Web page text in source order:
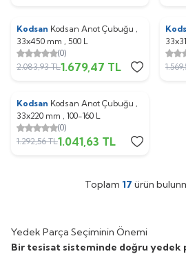
%19
Kodsan Kodsan Anot Çubuğu ,
33x450 mm , 500 L
(0)
2.083,93TL1.679,47 TL
%19
%19
Kodsan Kodsan Anot Çubuğu ,
33x220 mm , 100-160 L
(0)
1.292,56TL1.041,63 TL
Toplam 17 ürün
Yedek Parça Seçiminin Önemi
Bir tesisat sisteminde doğru yedek